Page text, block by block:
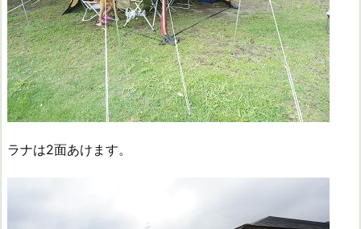
ラナは2面あけます。